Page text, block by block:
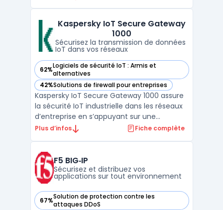
besoins des grandes structures disposant
de déploiements voix et vidé ...
Kaspersky IoT Secure Gateway
1000
Sécurisez la transmission de données
IoT dans vos réseaux
62%Logiciels de sécurité IoT : Armis et
alternatives
— voir Kaspersky IoT Secure Gateway 1000 dans cette
42%Solutions de firewall pour entreprises
— voir Kaspersky IoT Secure Gateway 1000 dans cette
Kaspersky IoT Secure Gateway 1000 assure
la sécurité IoT industrielle dans les réseaux
d’entreprise en s’appuyant sur une
architecture cyber-immune basée sur
opérateurs de smart cities confrontés à
l’augment ...
Plus d’infos Fiche complète
F5 BIG‑IP
Sécurisez et distribuez vos
applications sur tout environnement
67%Solution de protection contre les
attaques DDoS
— voir F5 BIG‑IP dans cette catégorie